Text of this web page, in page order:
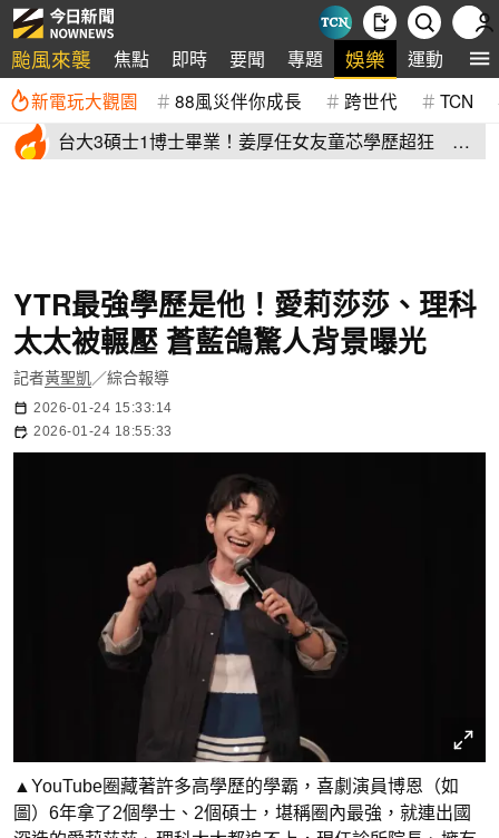
颱風來襲 焦點 即時 要聞 專題 娛樂 運動 全
新電玩大觀園 88風災伴你成長 跨世代 TCN
台大3碩士1博士畢業！姜厚任女友童芯學歷超狂 他
YTR最強學歷是他！愛莉莎莎、理科
太太被輾壓 蒼藍鴿驚人背景曝光
記者黃聖凱／綜合報導
2026-01-24 15:33:14
2026-01-24 18:55:33
▲YouTube圈藏著許多高學歷的學霸，喜劇演員博恩（如
圖）6年拿了2個學士、2個碩士，堪稱圈內最強，就連出國